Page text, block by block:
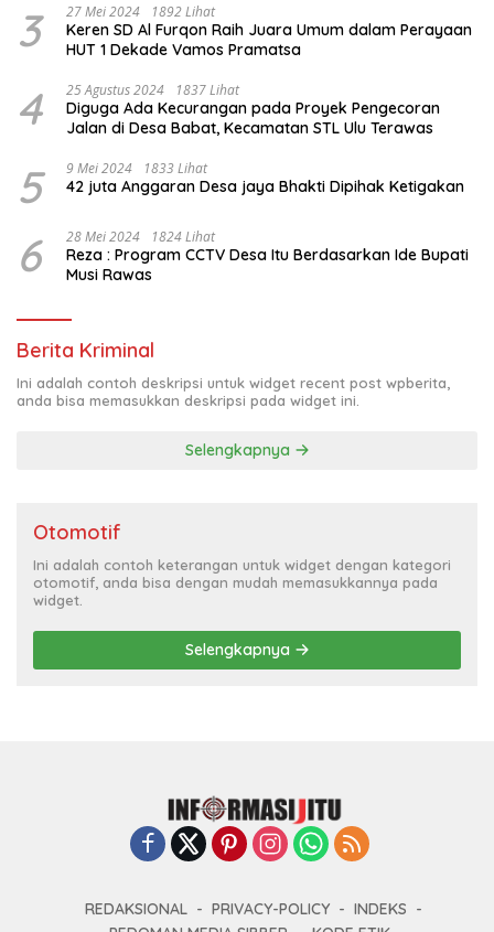
3 27 Mei 2024 1892 Lihat
Keren SD Al Furqon Raih Juara Umum dalam Perayaan
HUT 1 Dekade Vamos Pramatsa
4 25 Agustus 2024 1837 Lihat
Diguga Ada Kecurangan pada Proyek Pengecoran
Jalan di Desa Babat, Kecamatan STL Ulu Terawas
5 9 Mei 2024 1833 Lihat
42 juta Anggaran Desa jaya Bhakti Dipihak Ketigakan
6 28 Mei 2024 1824 Lihat
Reza : Program CCTV Desa Itu Berdasarkan Ide Bupati
Musi Rawas
Berita Kriminal
Ini adalah contoh deskripsi untuk widget recent post wpberita,
anda bisa memasukkan deskripsi pada widget ini.
Selengkapnya
Otomotif
Ini adalah contoh keterangan untuk widget dengan kategori
otomotif, anda bisa dengan mudah memasukkannya pada
widget.
Selengkapnya
REDAKSIONAL PRIVACY-POLICY
INDEKS